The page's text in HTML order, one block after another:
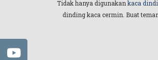
Tidak hanya digunakan kaca
dinding kaca cermin. Buat